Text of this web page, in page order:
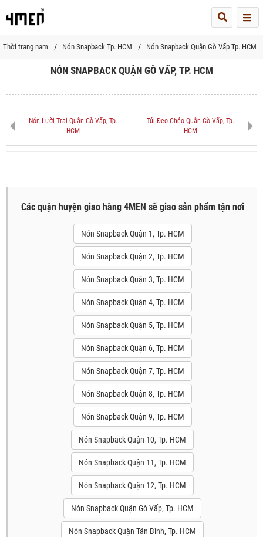
Thời trang nam Nón Snapback Tp. HCM Nón Snapback Quận Gò Vấp Tp. HCM
NÓN SNAPBACK QUẬN GÒ VẤP, TP. HCM
Nón Lưỡi Trai Quận Gò Vấp, Tp.
HCM
Túi Đeo Chéo Quận Gò Vấp, Tp.
HCM
Các quận huyện giao hàng 4MEN sẽ giao sản phẩm tận nơi
Nón Snapback Quận 1, Tp. HCM
Nón Snapback Quận 2, Tp. HCM
Nón Snapback Quận 3, Tp. HCM
Nón Snapback Quận 4, Tp. HCM
Nón Snapback Quận 5, Tp. HCM
Nón Snapback Quận 6, Tp. HCM
Nón Snapback Quận 7, Tp. HCM
Nón Snapback Quận 8, Tp. HCM
Nón Snapback Quận 9, Tp. HCM
Nón Snapback Quận 10, Tp. HCM
Nón Snapback Quận 11, Tp. HCM
Nón Snapback Quận 12, Tp. HCM
Nón Snapback Quận Gò Vấp, Tp. HCM
Nón Snapback Quận Tân Bình, Tp. HCM